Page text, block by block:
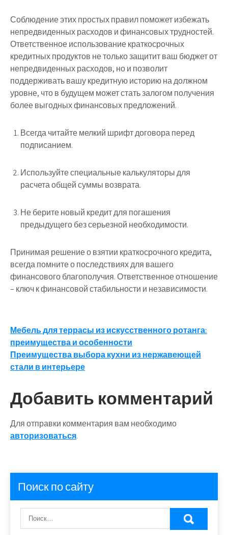
Соблюдение этих простых правил поможет избежать
непредвиденных расходов и финансовых трудностей.
Ответственное использование краткосрочных
кредитных продуктов не только защитит ваш бюджет от
непредвиденных расходов, но и позволит
поддерживать вашу кредитную историю на должном
уровне, что в будущем может стать залогом получения
более выгодных финансовых предложений.
Всегда читайте мелкий шрифт договора перед
подписанием.
Используйте специальные калькуляторы для
расчета общей суммы возврата.
Не берите новый кредит для погашения
предыдущего без серьезной необходимости.
Принимая решение о взятии краткосрочного кредита,
всегда помните о последствиях для вашего
финансового благополучия. Ответственное отношение
– ключ к финансовой стабильности и независимости.
Навигация
по
записям
Мебель для террасы из искусственного ротанга:
преимущества и особенности
Преимущества выбора кухни из нержавеющей
стали в интерьере
Добавить комментарий
Для отправки комментария вам необходимо
авторизоваться.
Поиск по сайту